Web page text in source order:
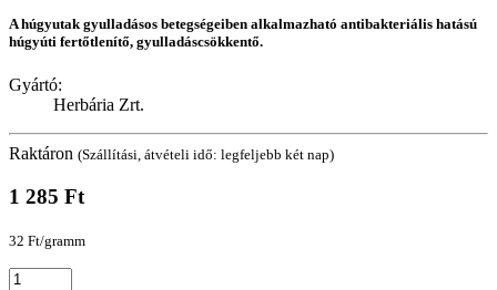
A húgyutak gyulladásos betegségeiben alkalmazható antibakteriális hatású
húgyúti fertőtlenítő, gyulladáscsökkentő.
Gyártó:
Herbária Zrt.
Raktáron (Szállítási, átvételi idő: legfeljebb két nap)
1 285 Ft
32 Ft/gramm